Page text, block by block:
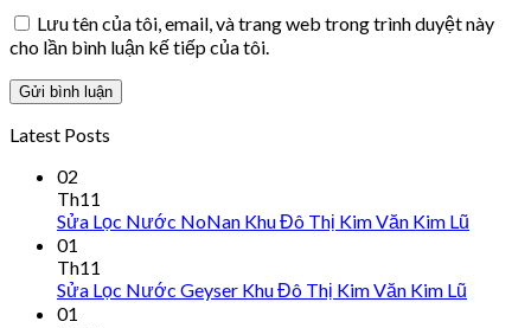
Lưu tên của tôi, email, và trang web trong trình duyệt này
cho lần bình luận kế tiếp của tôi.
Latest Posts
02
Th11
Sửa Lọc Nước NoNan Khu Đô Thị Kim Văn Kim Lũ
01
Th11
Sửa Lọc Nước Geyser Khu Đô Thị Kim Văn Kim Lũ
01